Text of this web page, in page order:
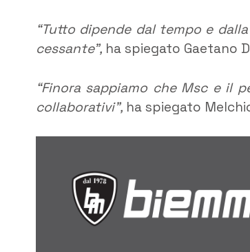
“Tutto dipende dal tempo e
cessante”, ha spiegato Gaetano
“Finora sappiamo che Msc e il
collaborativi”, ha spiegato